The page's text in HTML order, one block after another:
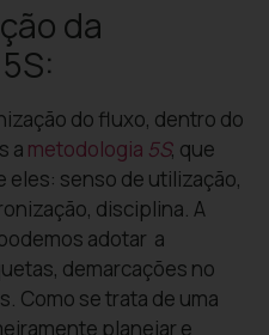
da
do fluxo, dentro do
a metodologia 5S, que
senso de utilização,
disciplina. A
adotar a
demarcações no
Como se trata de uma
planejar e